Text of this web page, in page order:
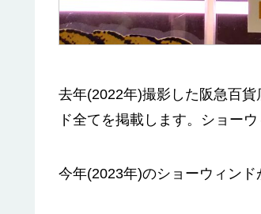
去年(2022年)撮影した阪急百
ド全てを掲載します。ショー
今年(2023年)のショーウィンド